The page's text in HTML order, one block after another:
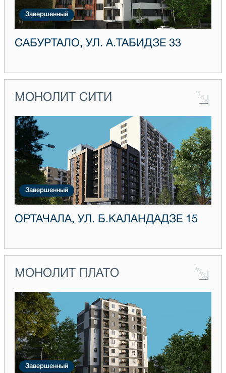
Завершенный
САБУРТАЛО, УЛ. А.ТАБИДЗЕ 33
МОНОЛИТ СИТИ
Завершенный
ОРТАЧАЛА, УЛ. Б.КАЛАНДАДЗЕ 15
МОНОЛИТ ПЛАТО
Завершенный